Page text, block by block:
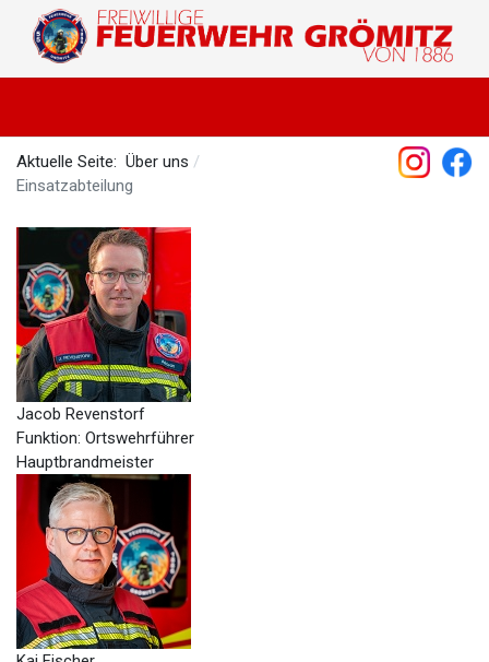
Aktuelle Seite: Über uns
Einsatzabteilung
Jacob Revenstorf
Funktion: Ortswehrführer
Hauptbrandmeister